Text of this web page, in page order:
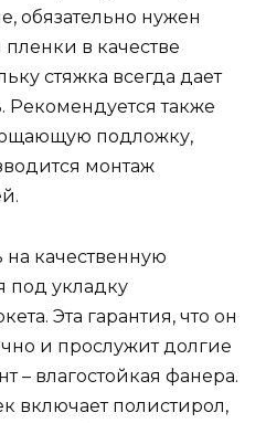
обязательно нужен
в качестве
стяжка всегда дает
Рекомендуется также
подложку,
монтаж
на качественную
под укладку
Эта гарантия, что он
и прослужит долгие
– влагостойкая фанера.
включает полистирол,